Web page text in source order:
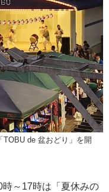
TOBU de 盆おどり」を開
時～17時は「夏休みの